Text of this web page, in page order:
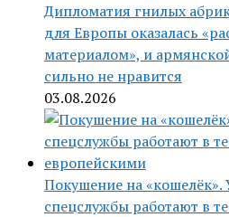
Дипломатия гнилых
для Европы оказалась
материалом», и
сильно не нравится
03.08.2026
Покушение на «кошелёк».
спецслужбы работают в